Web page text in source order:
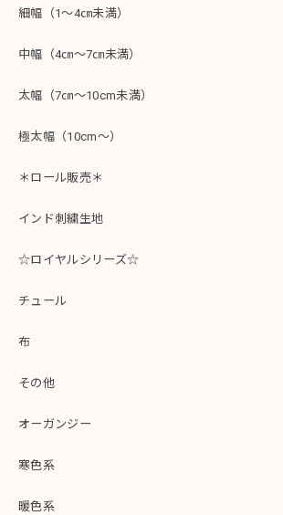
細幅（1～4㎝未満）
中幅（4㎝～7㎝未満）
太幅（7㎝～10cm未満）
極太幅（10cm～）
＊ロール販売＊
インド刺繍生地
☆ロイヤルシリーズ☆
チュール
布
その他
オーガンジー
寒色系
暖色系